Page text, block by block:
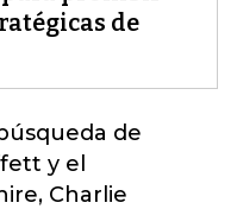
de
de
y el
Charlie